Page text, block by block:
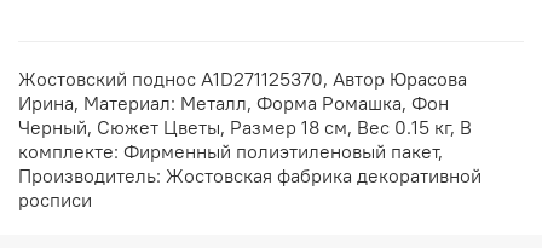
Жостовский поднос A1D271125370, Автор Юрасова
Ирина, Материал: Металл, Форма Ромашка, Фон
Черный, Сюжет Цветы, Размер 18 см, Вес 0.15 кг, В
комплекте: Фирменный полиэтиленовый пакет,
Производитель: Жостовская фабрика декоративной
росписи